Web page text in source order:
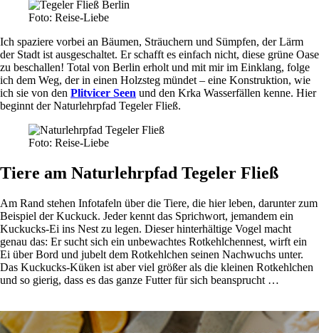
Foto: Reise-Liebe
Ich spaziere vorbei an Bäumen, Sträuchern und Sümpfen, der Lärm
der Stadt ist ausgeschaltet. Er schafft es einfach nicht, diese grüne Oase
zu beschallen! Total von Berlin erholt und mit mir im Einklang, folge
ich dem Weg, der in einen Holzsteg mündet – eine Konstruktion, wie
ich sie von den Plitvicer Seen und den Krka Wasserfällen kenne. Hier
beginnt der Naturlehrpfad Tegeler Fließ.
Foto: Reise-Liebe
Tiere am Naturlehrpfad Tegeler Fließ
Am Rand stehen Infotafeln über die Tiere, die hier leben, darunter zum
Beispiel der Kuckuck. Jeder kennt das Sprichwort, jemandem ein
Kuckucks-Ei ins Nest zu legen. Dieser hinterhältige Vogel macht
genau das: Er sucht sich ein unbewachtes Rotkehlchennest, wirft ein
Ei über Bord und jubelt dem Rotkehlchen seinen Nachwuchs unter.
Das Kuckucks-Küken ist aber viel größer als die kleinen Rotkehlchen
und so gierig, dass es das ganze Futter für sich beansprucht …